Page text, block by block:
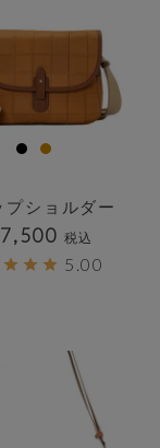
プショルダー
税込
5.00